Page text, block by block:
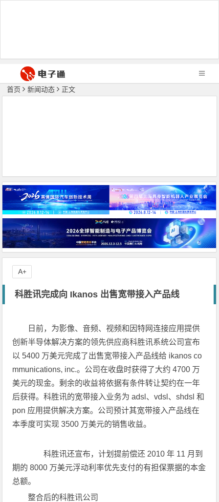
首页 新闻动态 正文
科胜讯完成向 Ikanos 出售宽带接入产品线
日前，为影像、音频、视频和因特网连接应用提供
创新半导体解决方案的领先供应商科胜讯系统公司宣布
以 5400 万美元完成了出售宽带接入产品线给 ikanos co
mmunications, inc.。公司在收盘时获得了大约 4700 万
美元的现金。剩余的收益将依据有条件转让契约在一年
后获得。科胜讯的宽带接入业务为 adsl、vdsl、shdsl 和
pon 应用提供解决方案。公司预计其宽带接入产品线在
本季度可实现 3500 万美元的销售收益。
科胜讯还宣布，计划提前偿还 2010 年 11 月到
期的 8000 万美元浮动利率优先支付的有担保票据的本金
总额。
整合后的科胜讯公司
A+